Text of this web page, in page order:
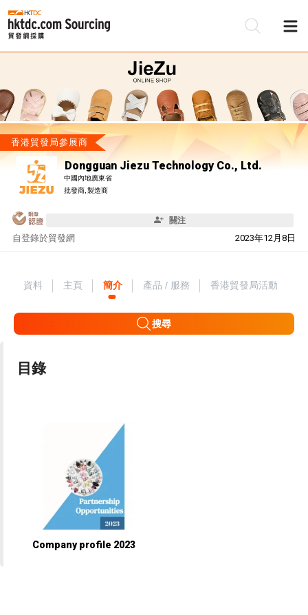
香港貿發局參展商
Dongguan Jiezu Technology Co., Ltd.
中國內地廣東省
批發商, 製造商
關注
自 2023年12月8日
登錄於貿發網
資料 主頁 簡介 產品 / 服務 香港貿發局活動
搜尋
目錄
Company profile 2023